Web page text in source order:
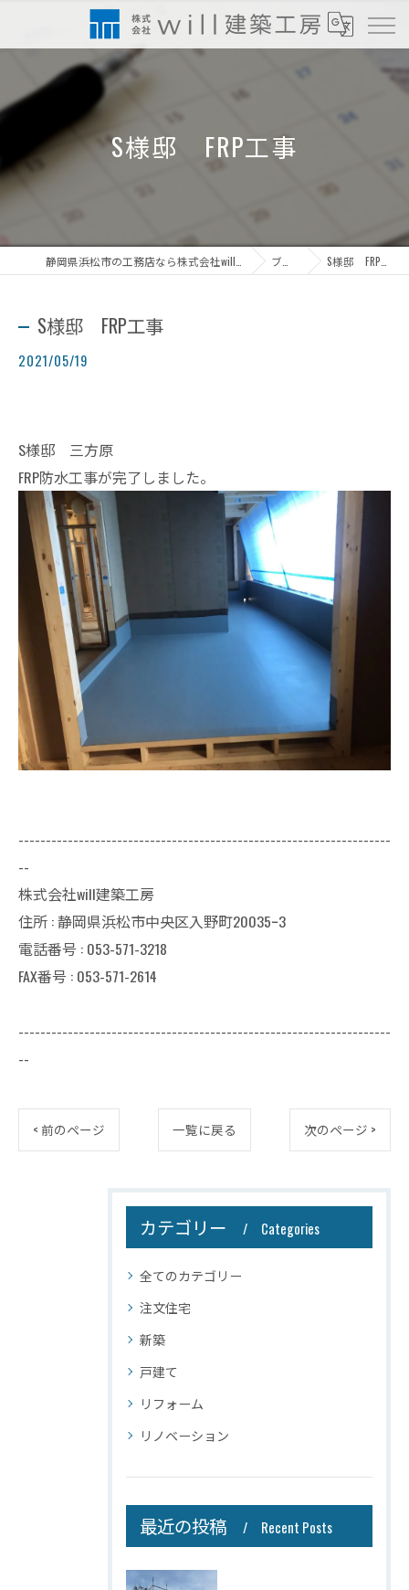
S様邸 FRP工事
ブログ S様邸 FRP工事
S様邸 FRP工事
2021/05/19
S様邸 三方原
FRP防水工事が完了しました。
--------------------------------------------------------------------
--
株式会社will建築工房
住所 : 静岡県浜松市中央区入野町20035ｰ3
電話番号 : 053-571-3218
FAX番号 : 053-571-2614
--------------------------------------------------------------------
--
< 前のページ 一覧に戻る 次のページ >
カテゴリー Categories
全てのカテゴリー
注文住宅
新築
戸建て
リフォーム
リノベーション
最近の投稿 Recent Posts